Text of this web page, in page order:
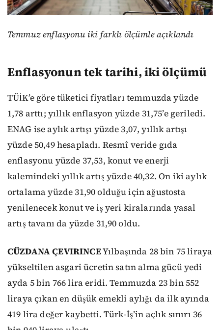
Temmuz enflasyonu iki farklı ölçümle açıklandı
Enflasyonun tek tarihi, iki ölçümü
TÜİK’e göre tüketici fiyatları temmuzda yüzde
1,78 arttı; yıllık enflasyon yüzde 31,75’e geriledi.
ENAG ise aylık artışı yüzde 3,07, yıllık artışı
yüzde 50,49 hesapladı. Resmî veride gıda
enflasyonu yüzde 37,53, konut ve enerji
kalemindeki yıllık artış yüzde 40,32. On iki aylık
ortalama yüzde 31,90 olduğu için ağustosta
yenilenecek konut ve iş yeri kiralarında yasal
artış tavanı da yüzde 31,90 oldu.
CÜZDANA ÇEVIRINCEYılbaşında 28 bin 75 liraya
yükseltilen asgari ücretin satın alma gücü yedi
ayda 5 bin 766 lira eridi. Temmuzda 23 bin 552
liraya çıkan en düşük emekli aylığı da ilk ayında
419 lira değer kaybetti. Türk-İş’in açlık sınırı 36